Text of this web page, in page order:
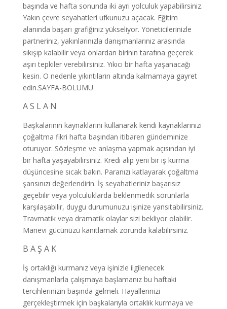
başında ve hafta sonunda iki ayrı yolculuk yapabilirsiniz.
Yakın çevre seyahatleri ufkunuzu açacak. Eğitim
alanında başarı grafiğiniz yükseliyor. Yöneticilerinizle
partneriniz, yakınlarınızla danışmanlarınız arasında
sıkışıp kalabilir veya onlardan birinin tarafına geçerek
aşırı tepkiler verebilirsiniz. Yıkıcı bir hafta yaşanacağı
kesin. O nedenle yıkıntıların altında kalmamaya gayret
edin.SAYFA-BOLUMU
A S L A N
Başkalarının kaynaklarını kullanarak kendi kaynaklarınızı
çoğaltma fikri hafta başından itibaren gündeminize
oturuyor. Sözleşme ve anlaşma yapmak açısından iyi
bir hafta yaşayabilirsiniz. Kredi alıp yeni bir iş kurma
düşüncesine sıcak bakın. Paranızı katlayarak çoğaltma
şansınızı değerlendirin. İş seyahatleriniz başarısız
geçebilir veya yolculuklarda beklenmedik sorunlarla
karşılaşabilir, duygu durumunuzu işinize yansıtabilirsiniz.
Travmatik veya dramatik olaylar sizi bekliyor olabilir.
Manevi gücünüzü kanıtlamak zorunda kalabilirsiniz.
B A Ş A K
İş ortaklığı kurmanız veya işinizle ilgilenecek
danışmanlarla çalışmaya başlamanız bu haftaki
tercihlerinizin başında gelmeli. Hayallerinizi
gerçekleştirmek için başkalarıyla ortaklık kurmaya ve